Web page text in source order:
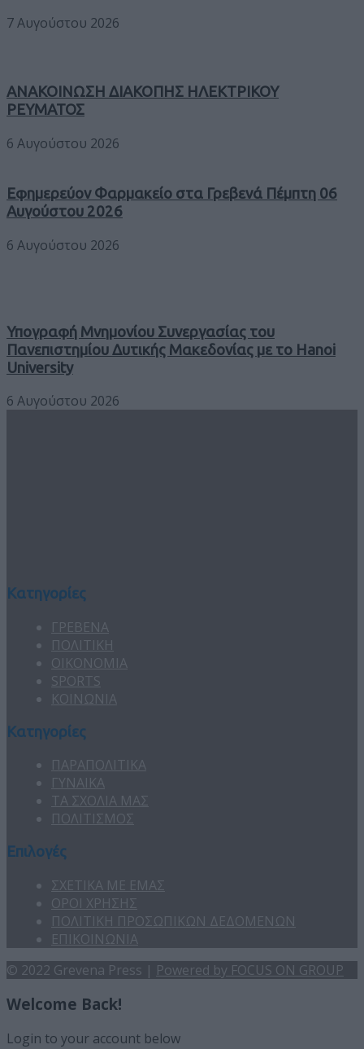
7 Αυγούστου 2026
ΑΝΑΚΟΙΝΩΣΗ ΔΙΑΚΟΠΗΣ ΗΛΕΚΤΡΙΚΟΥ
ΡΕΥΜΑΤΟΣ
6 Αυγούστου 2026
Εφημερεύον Φαρμακείο στα Γρεβενά Πέμπτη 06
Αυγούστου 2026
6 Αυγούστου 2026
Υπογραφή Μνημονίου Συνεργασίας του
Πανεπιστημίου Δυτικής Μακεδονίας με το Hanoi
University
6 Αυγούστου 2026
Κατηγορίες
ΓΡΕΒΕΝΑ
ΠΟΛΙΤΙΚΗ
ΟΙΚΟΝΟΜΙΑ
SPORTS
ΚΟΙΝΩΝΙΑ
Κατηγορίες
ΠΑΡΑΠΟΛΙΤΙΚΑ
ΓΥΝΑΙΚΑ
ΤΑ ΣΧΟΛΙΑ ΜΑΣ
ΠΟΛΙΤΙΣΜΟΣ
Επιλογές
ΣΧΕΤΙΚΑ ΜΕ ΕΜΑΣ
ΟΡΟΙ ΧΡΗΣΗΣ
ΠΟΛΙΤΙΚΗ ΠΡΟΣΩΠΙΚΩΝ ΔΕΔΟΜΕΝΩΝ
ΕΠΙΚΟΙΝΩΝΙΑ
© 2022 Grevena Press | Powered by FOCUS ON GROUP
Welcome Back!
Login to your account below